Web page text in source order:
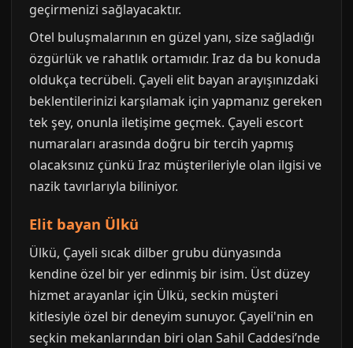
geçirmenizi sağlayacaktır.
Otel buluşmalarının en güzel yanı, size sağladığı
özgürlük ve rahatlık ortamıdır. Iraz da bu konuda
oldukça tecrübeli. Çayeli elit bayan arayışınızdaki
beklentilerinizi karşılamak için yapmanız gereken
tek şey, onunla iletişime geçmek. Çayeli escort
numaraları arasında doğru bir tercih yapmış
olacaksınız çünkü Iraz müşterileriyle olan ilgisi ve
nazik tavırlarıyla biliniyor.
Elit bayan Ülkü
Ülkü, Çayeli sıcak dilber grubu dünyasında
kendine özel bir yer edinmiş bir isim. Üst düzey
hizmet arayanlar için Ülkü, seckin müşteri
kitlesiyle özel bir deneyim sunuyor. Çayeli'nin en
seçkin mekanlarından biri olan Sahil Caddesi’nde